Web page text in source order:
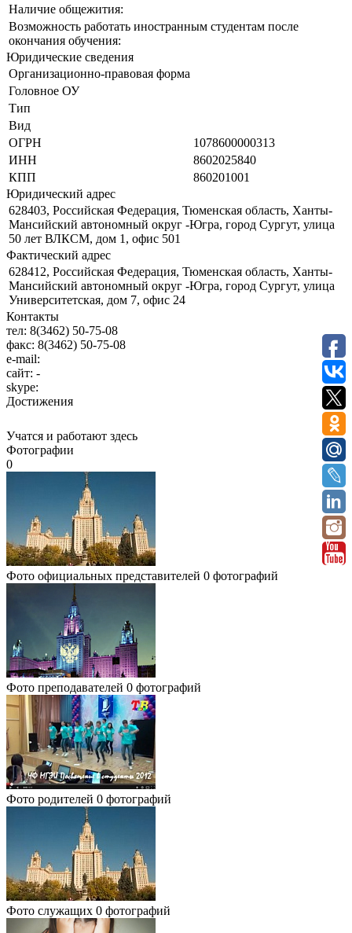
Наличие общежития:
Возможность работать иностранным студентам после
окончания обучения:
Юридические сведения
Организационно-правовая форма
Головное ОУ
Тип
Вид
ОГРН
1078600000313
ИНН
8602025840
КПП
860201001
Юридический адрес
628403, Российская Федерация, Тюменская область, Ханты-
Мансийский автономный округ -Югра, город Сургут, улица
50 лет ВЛКСМ, дом 1, офис 501
Фактический адрес
628412, Российская Федерация, Тюменская область, Ханты-
Мансийский автономный округ -Югра, город Сургут, улица
Университетская, дом 7, офис 24
Контакты
тел: 8(3462) 50-75-08
факс: 8(3462) 50-75-08
e-mail:
сайт: -
skype:
Достижения
Учатся и работают здесь
Фотографии
0
Фото официальных представителей 0 фотографий
Фото преподавателей 0 фотографий
Фото родителей 0 фотографий
Фото служащих 0 фотографий